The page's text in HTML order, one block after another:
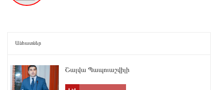
Անհատներ
Շալվա Պապուաշվիլի